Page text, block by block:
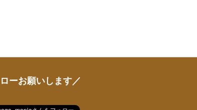
ーお願いします／